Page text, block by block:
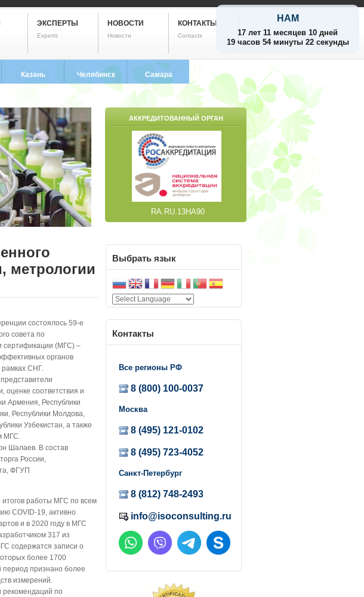
НАМ
17 лет 11 месяцев 10 дней
19 часов 54 минуты 23 секунды
ЭКСПЕРТЫ
Experts
НОВОСТИ
Новости
КОНТАКТЫ
Contacts
Казань Челябинск
8 (351) 799-5752
Самара
8 (846) 212-9733
АККРЕДИТОВАННЫЙ ОРГАН
RA.RU.13НА90
метрологии
состоялось 59-е
совета по
сертификации (МГС) –
органов
рамках СНГ.
оценке соответствия и
Армения, Республики
Республики Молдова,
Узбекистан, а также
МГС.
Шалаев. В состав
России,
ФГУП
работы МГС по всем
COVID-19, активно
и в 2020 году в МГС
317 из
содержатся записи о
более 1700
период признано более
измерений.
рекомендаций по
Выбрать язык
Контакты
Все регионы РФ
8 (800) 100-0037
Москва
8 (495) 121-0102
8 (495) 723-4052
Санкт-Петербург
8 (812) 748-2493
info@isoconsulting.ru